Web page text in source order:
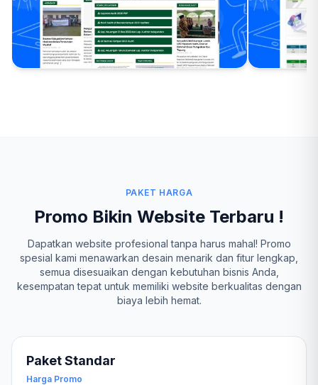
PAKET HARGA
Promo Bikin Website Terbaru !
Dapatkan website profesional tanpa harus mahal! Promo
spesial kami menawarkan desain menarik dan fitur lengkap,
semua disesuaikan dengan kebutuhan bisnis Anda,
kesempatan tepat untuk memiliki website berkualitas dengan
biaya lebih hemat.
Paket Standar
Harga Promo